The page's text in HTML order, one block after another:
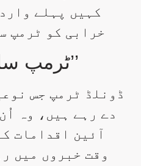
کہیں پہلے
خرابی کو ٹرمپ
’’ٹرمپ
ڈونلڈ ٹرمپ جس
دے رہے ہیں، وہ
آئین اقدامات
وقت خبروں میں